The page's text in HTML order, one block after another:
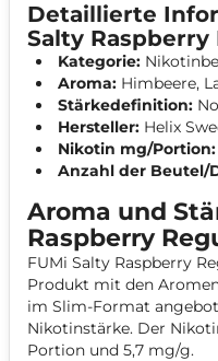
Detaillierte
Salty Raspberry
Kategorie:
Aroma: Himbeere,
Stärkedefinition:
Hersteller: Helix
Nikotin mg/Portion:
Anzahl der Beutel/
Aroma und
Raspberry
FUMi Salty Raspberry
Produkt mit den
im Slim-Format
Nikotinstärke. Der
Portion und 5,7 mg/g.